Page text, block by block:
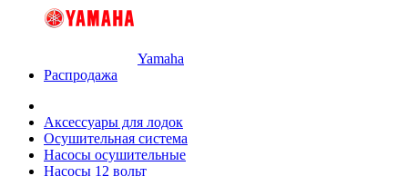
Yamaha
Распродажа
Аксессуары для лодок
Осушительная система
Насосы осушительные
Насосы 12 вольт